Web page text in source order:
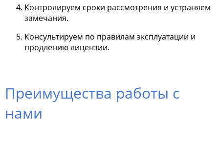
Контролируем сроки рассмотрения и устраняем
замечания.
Консультируем по правилам эксплуатации и
продлению лицензии.
Преимущества работы с
нами